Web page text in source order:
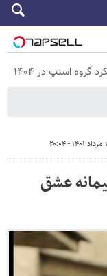
اسنپ در ۱۴۰۴
عشق